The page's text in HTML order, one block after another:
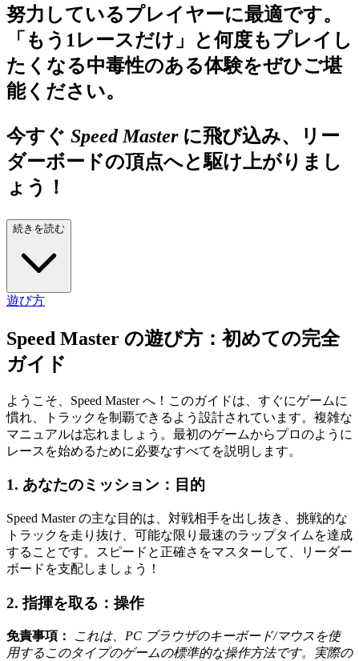
努力しているプレイヤーに最適です。
「もう1レースだけ」と何度もプレイし
たくなる中毒性のある体験をぜひご堪
能ください。
今すぐ Speed Masterに飛び込み、リー
ダーボードの頂点へと駆け上がりまし
ょう！
続きを読む
遊び方
Speed Master の遊び方：初めての完全
ガイド
ようこそ、Speed Master へ！このガイドは、すぐにゲームに
慣れ、トラックを制覇できるよう設計されています。複雑な
マニュアルは忘れましょう。最初のゲームからプロのように
レースを始めるために必要なすべてを説明します。
1. あなたのミッション：目的
Speed Master の主な目的は、対戦相手を出し抜き、挑戦的な
トラックを走り抜け、可能な限り最速のラップタイムを達成
することです。スピードと正確さをマスターして、リーダー
ボードを支配しましょう！
2. 指揮を取る：操作
免責事項：
これは、PC ブラウザのキーボード/マウスを使
用するこのタイプのゲームの標準的な操作方法です。実際の